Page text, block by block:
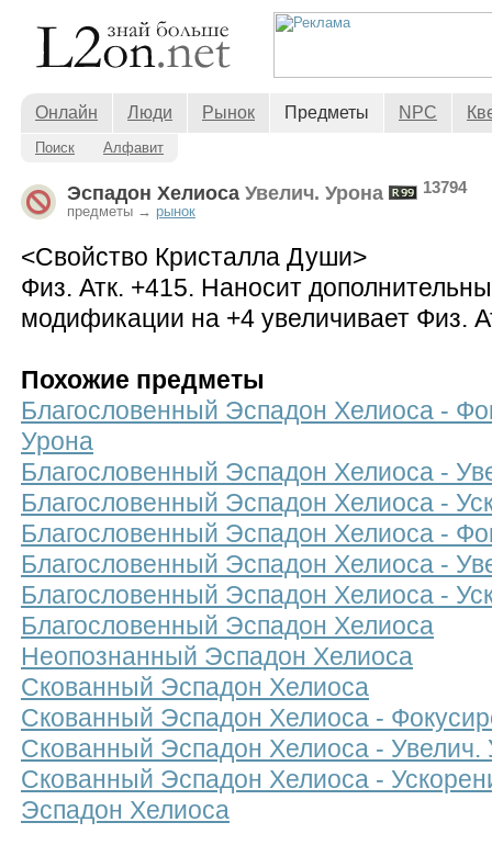
Онлайн Люди Рынок Предметы NPC
Поиск Алфавит
Эспадон Хелиоса Увелич. Урона 13794
предметы → рынок
<Свойство Кристалла Души>
Физ. Атк. +415. Наносит
модификации на +4 увеличивает Физ.
Похожие предметы
Благословенный Эспадон Хелиоса -
Урона
Благословенный Эспадон Хелиоса -
Благословенный Эспадон Хелиоса -
Благословенный Эспадон Хелиоса -
Благословенный Эспадон Хелиоса -
Благословенный Эспадон Хелиоса -
Благословенный Эспадон Хелиоса
Неопознанный Эспадон Хелиоса
Скованный Эспадон Хелиоса
Скованный Эспадон Хелиоса -
Скованный Эспадон Хелиоса - Увелич.
Скованный Эспадон Хелиоса -
Эспадон Хелиоса